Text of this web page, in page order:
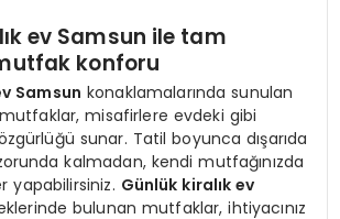
ev Samsun ile tam
konforu
Samsun konaklamalarında sunulan
misafirlere evdeki gibi
sunar. Tatil boyunca dışarıda
kalmadan, kendi mutfağınızda
yapabilirsiniz. Günlük kiralık ev
bulunan mutfaklar, ihtiyacınız